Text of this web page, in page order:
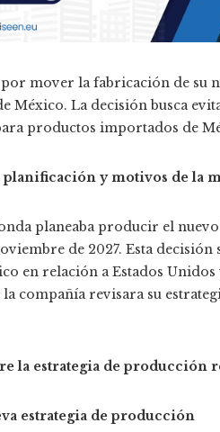
mover la fabricación de su
México. La decisión busca
productos importados de
planificación y motivos de la
planeaba producir el
de 2027. Esta
en relación a Estados
compañía revisara su
la estrategia de producción
estrategia de producción